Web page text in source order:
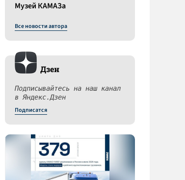
Музей КАМАЗа
Все новости автора
Дзен
Подписывайтесь на наш канал
в Яндекс.Дзен
Подписатся